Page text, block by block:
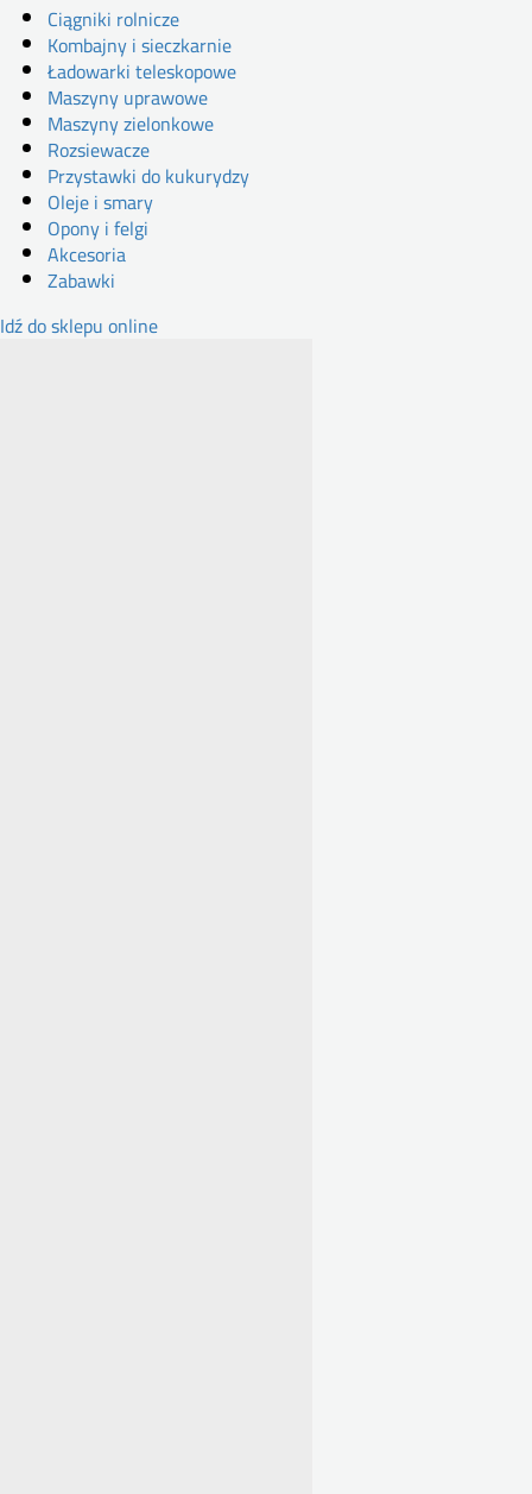
Ciągniki rolnicze
Kombajny i sieczkarnie
Ładowarki teleskopowe
Maszyny uprawowe
Maszyny zielonkowe
Rozsiewacze
Przystawki do kukurydzy
Oleje i smary
Opony i felgi
Akcesoria
Zabawki
Idź do sklepu online